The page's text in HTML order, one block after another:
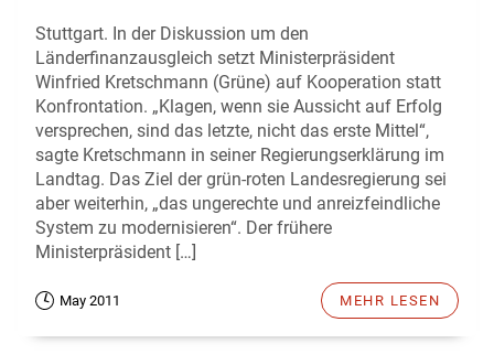
Stuttgart. In der Diskussion um den
Länderfinanzausgleich setzt Ministerpräsident
Winfried Kretschmann (Grüne) auf Kooperation statt
Konfrontation. „Klagen, wenn sie Aussicht auf Erfolg
versprechen, sind das letzte, nicht das erste Mittel“,
sagte Kretschmann in seiner Regierungserklärung im
Landtag. Das Ziel der grün-roten Landesregierung sei
aber weiterhin, „das ungerechte und anreizfeindliche
System zu modernisieren“. Der frühere
Ministerpräsident […]
May 2011 MEHR LESEN